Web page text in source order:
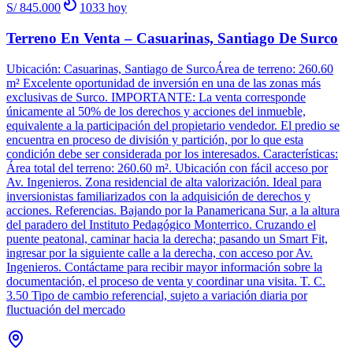
S/ 845.000 1033 hoy
Terreno En Venta – Casuarinas, Santiago De Surco
Ubicación: Casuarinas, Santiago de SurcoÁrea de terreno: 260.60
m² Excelente oportunidad de inversión en una de las zonas más
exclusivas de Surco. IMPORTANTE: La venta corresponde
únicamente al 50% de los derechos y acciones del inmueble,
equivalente a la participación del propietario vendedor. El predio se
encuentra en proceso de división y partición, por lo que esta
condición debe ser considerada por los interesados. Características:
Área total del terreno: 260.60 m². Ubicación con fácil acceso por
Av. Ingenieros. Zona residencial de alta valorización. Ideal para
inversionistas familiarizados con la adquisición de derechos y
acciones. Referencias. Bajando por la Panamericana Sur, a la altura
del paradero del Instituto Pedagógico Monterrico. Cruzando el
puente peatonal, caminar hacia la derecha; pasando un Smart Fit,
ingresar por la siguiente calle a la derecha, con acceso por Av.
Ingenieros. Contáctame para recibir mayor información sobre la
documentación, el proceso de venta y coordinar una visita. T. C.
3.50 Tipo de cambio referencial, sujeto a variación diaria por
fluctuación del mercado